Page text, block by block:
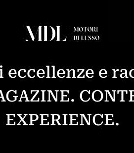
e
EXPERIENCE.